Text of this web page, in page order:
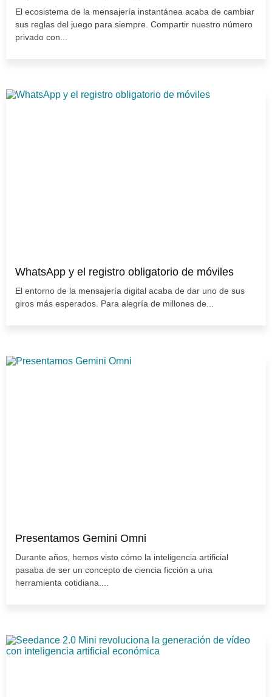
El ecosistema de la mensajería instantánea acaba de cambiar
sus reglas del juego para siempre. Compartir nuestro número
privado con...
WhatsApp y el registro obligatorio de móviles
El entorno de la mensajería digital acaba de dar uno de sus
giros más esperados. Para alegría de millones de...
Presentamos Gemini Omni
Durante años, hemos visto cómo la inteligencia artificial
pasaba de ser un concepto de ciencia ficción a una
herramienta cotidiana....